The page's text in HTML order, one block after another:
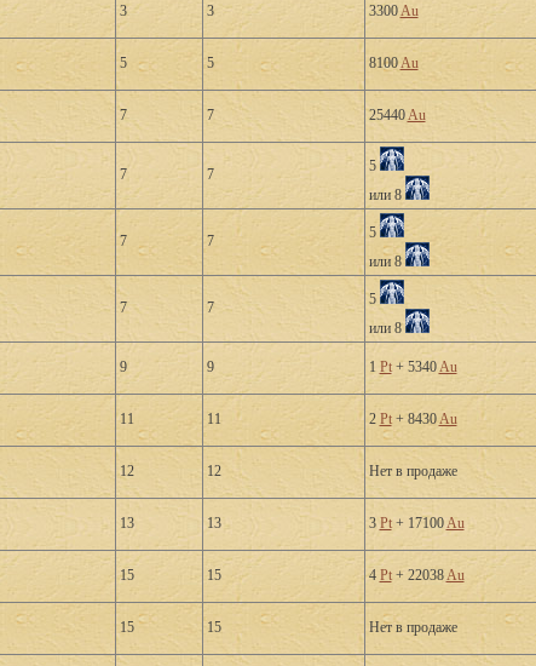
3 3 3300Au
5 5 8100Au
7 7 25440Au
7 7
5
или 8
7 7
5
или 8
7 7
5
или 8
9 9 1 Pt+ 5340Au
11 11 2 Pt+ 8430Au
12 12 Нет в продаже
13 13 3Pt+ 17100Au
15 15 4 Pt+ 22038Au
15 15 Нет в продаже